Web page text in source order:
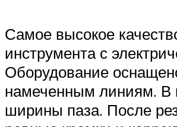
Самое высокое
инструмента с
Оборудование
намеченным линиям. В
ширины паза. После